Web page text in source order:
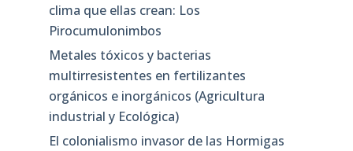
clima que ellas crean: Los
Pirocumulonimbos
Metales tóxicos y bacterias
multirresistentes en fertilizantes
orgánicos e inorgánicos (Agricultura
industrial y Ecológica)
El colonialismo invasor de las Hormigas